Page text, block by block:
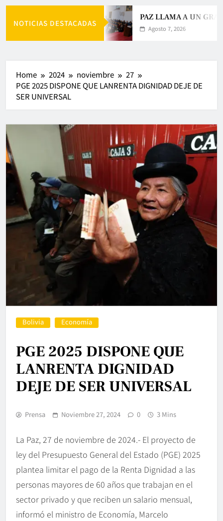
NOTICIAS DESTACADAS
PAZ LLAMA A UN
Agosto 7, 2026
Home 2024 noviembre
27
PGE 2025 DISPONE QUE LANRENTA DIGNIDAD DEJE DE
SER UNIVERSAL
Bolivia Economía
PGE 2025 DISPONE QUE
LANRENTA DIGNIDAD
DEJE DE SER UNIVERSAL
Prensa Noviembre 27, 2024 0 3 Mins
La Paz, 27 de noviembre de 2024.- El proyecto de
ley del Presupuesto General del Estado (PGE) 2025
plantea limitar el pago de la Renta Dignidad a las
personas mayores de 60 años que trabajan en el
sector privado y que reciben un salario mensual,
informó el ministro de Economía, Marcelo